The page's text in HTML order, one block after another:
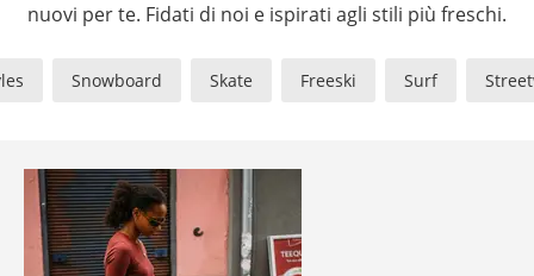
nuovi per te. Fidati di noi e ispirati agli stili più freschi.
Snowboard Skate Freeski Surf